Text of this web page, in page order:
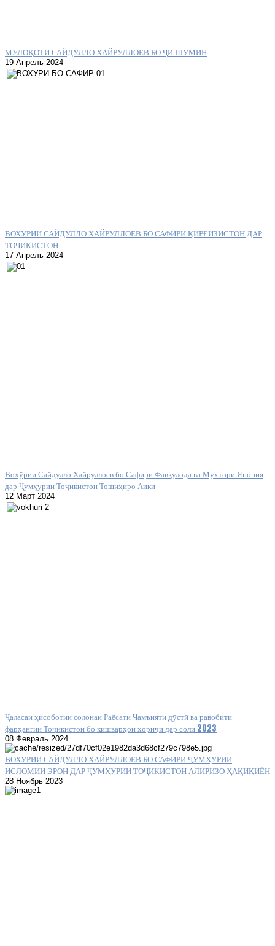
МУЛОҚОТИ САЙДУЛЛО ХАЙРУЛЛОЕВ БО ҶИ ШУМИН
19 Апрель 2024
ВОХӮРИИ САЙДУЛЛО ХАЙРУЛЛОЕВ БО САФИРИ ҚИРҒИЗИСТОН ДАР
ТОҶИКИСТОН
17 Апрель 2024
Вохӯрии Сайдулло Хайруллоев бо Сафири Фавқулода ва Мухтори Япония
дар Ҷумҳурии Тоҷикистон Тошиҳиро Аики
12 Март 2024
Ҷаласаи ҳисоботии солонаи Раёсати Ҷамъияти дӯстӣ ва равобити
фарҳангии Тоҷикистон бо кишварҳои хориҷӣ дар соли 2023
08 Февраль 2024
ВОХӮРИИ САЙДУЛЛО ХАЙРУЛЛОЕВ БО САФИРИ ҶУМҲУРИИ
ИСЛОМИИ ЭРОН ДАР ҶУМҲУРИИ ТОҶИКИСТОН АЛИРИЗО ҲАҚИҚИЁН
28 Ноябрь 2023